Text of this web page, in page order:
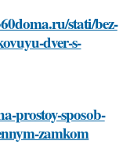
stati/bez-
dver-s-
prostoy-sposob-
zamkom